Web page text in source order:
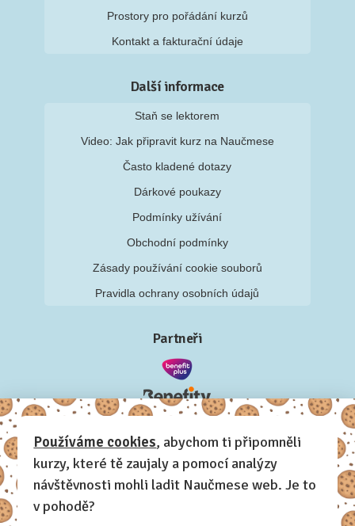
Prostory pro pořádání kurzů
Kontakt a fakturační údaje
Další informace
Staň se lektorem
Video: Jak připravit kurz na Naučmese
Často kladené dotazy
Dárkové poukazy
Podmínky užívání
Obchodní podmínky
Zásady používání cookie souborů
Pravidla ochrany osobních údajů
Partneři
Používáme cookies, abychom ti připomněli
kurzy, které tě zaujaly a pomocí analýzy
návštěvnosti mohli ladit Naučmese web. Je to
v pohodě?